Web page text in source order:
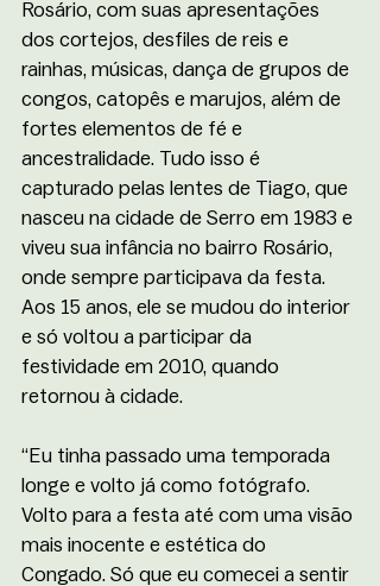
Rosário, com suas apresentações
dos cortejos, desfiles de reis e
rainhas, músicas, dança de grupos de
congos, catopês e marujos, além de
fortes elementos de fé e
ancestralidade. Tudo isso é
capturado pelas lentes de Tiago, que
nasceu na cidade de Serro em 1983 e
viveu sua infância no bairro Rosário,
onde sempre participava da festa.
Aos 15 anos, ele se mudou do interior
e só voltou a participar da
festividade em 2010, quando
retornou à cidade.
“Eu tinha passado uma temporada
longe e volto já como fotógrafo.
Volto para a festa até com uma visão
mais inocente e estética do
Congado. Só que eu comecei a sentir